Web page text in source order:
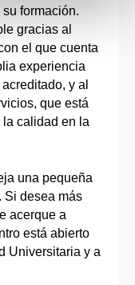
formación.
gracias al
el que cuenta
experiencia
y al
que está
calidad en la
una pequeña
Si desea más
acerque a
está abierto
Universitaria y a